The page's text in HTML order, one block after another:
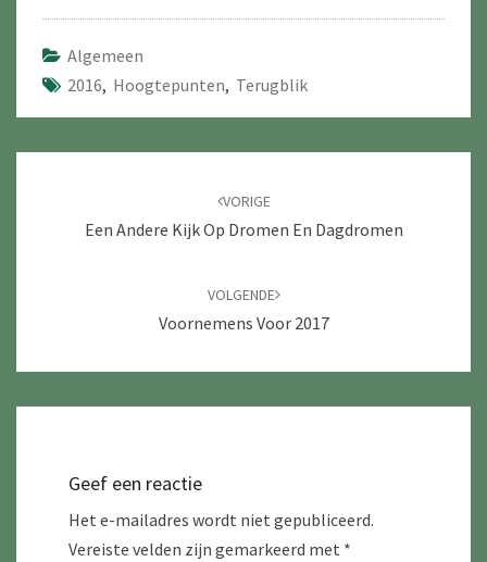
Algemeen
2016, Hoogtepunten, Terugblik
berichten
VORIGE
Een Andere Kijk Op Dromen En Dagdromen
VOLGENDE
Voornemens Voor 2017
Geef een reactie
Het e-mailadres wordt niet gepubliceerd.
Vereiste velden zijn gemarkeerd met *